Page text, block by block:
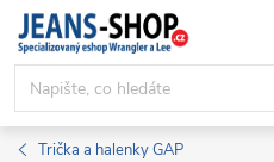
Přejít
obsah
Trička a halenky GAP